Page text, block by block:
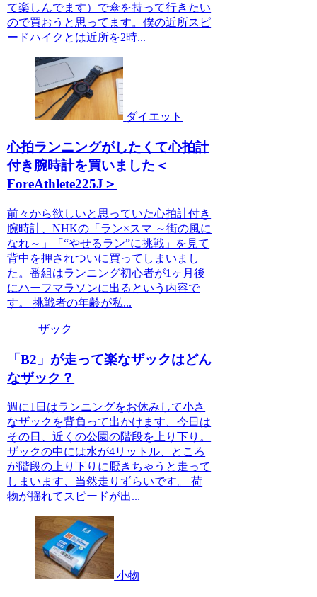
て楽しんでます）で傘を持って行きたい
ので買おうと思ってます。僕の近所スピ
ードハイクとは近所を2時...
ダイエット
心拍ランニングがしたくて心拍計
付き腕時計を買いました＜
ForeAthlete225J＞
前々から欲しいと思っていた心拍計付き
腕時計、NHKの「ラン×スマ ～街の風に
なれ～」「“やせるラン”に挑戦」を見て
背中を押されついに買ってしまいまし
た。番組はランニング初心者が1ヶ月後
にハーフマラソンに出るという内容で
す。 挑戦者の年齢が私...
ザック
「B2」が走って楽なザックはどん
なザック？
週に1日はランニングをお休みして小さ
なザックを背負って出かけます、今日は
その日、近くの公園の階段を上り下り。
ザックの中には水が4リットル、ところ
が階段の上り下りに厭きちゃうと走って
しまいます、当然走りずらいです。 荷
物が揺れてスピードが出...
小物